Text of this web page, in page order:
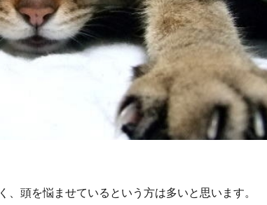
頭を悩ませているという方は多いと思います。